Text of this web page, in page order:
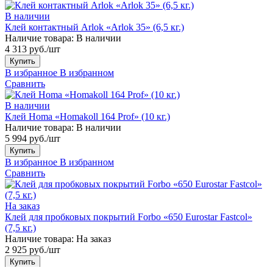
В наличии
Клей контактный Arlok «Arlok 35» (6,5 кг.)
Наличие товара: В наличии
4 313 руб./шт
Купить
В избранное В избранном
Сравнить
В наличии
Клей Homa «Homakoll 164 Prof» (10 кг.)
Наличие товара: В наличии
5 994 руб./шт
Купить
В избранное В избранном
Сравнить
На заказ
Клей для пробковых покрытий Forbo «650 Eurostar Fastcol»
(7,5 кг.)
Наличие товара: На заказ
2 925 руб./шт
Купить